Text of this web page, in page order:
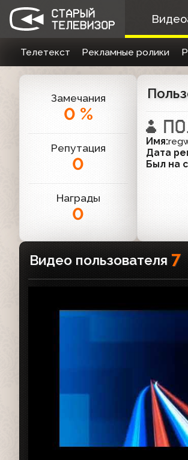
Телетекст Рекламные ролики
Замечания
0 %
Репутация
0
Награды
0
Имя:
Дата
Был на
Видео пользователя 7